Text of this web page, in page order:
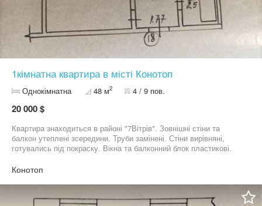
1кімнатна квартира в місті Конотоп
Однокімнатна 48 м2 4 / 9 пов.
20 000 $
Квартира знаходиться в районі "7Вітрів". Зовнішні стіни та
балкон утеплені зсередини. Труби замінені. Стіни вирівняні,
готувались під покраску. Вікна та балконний блок пластикові.
Конотоп